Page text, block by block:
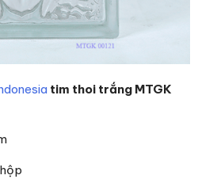
tim thoi trắng MTGK